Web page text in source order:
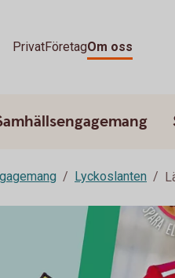
PrivatFöretagOm oss
Lyckoslanten